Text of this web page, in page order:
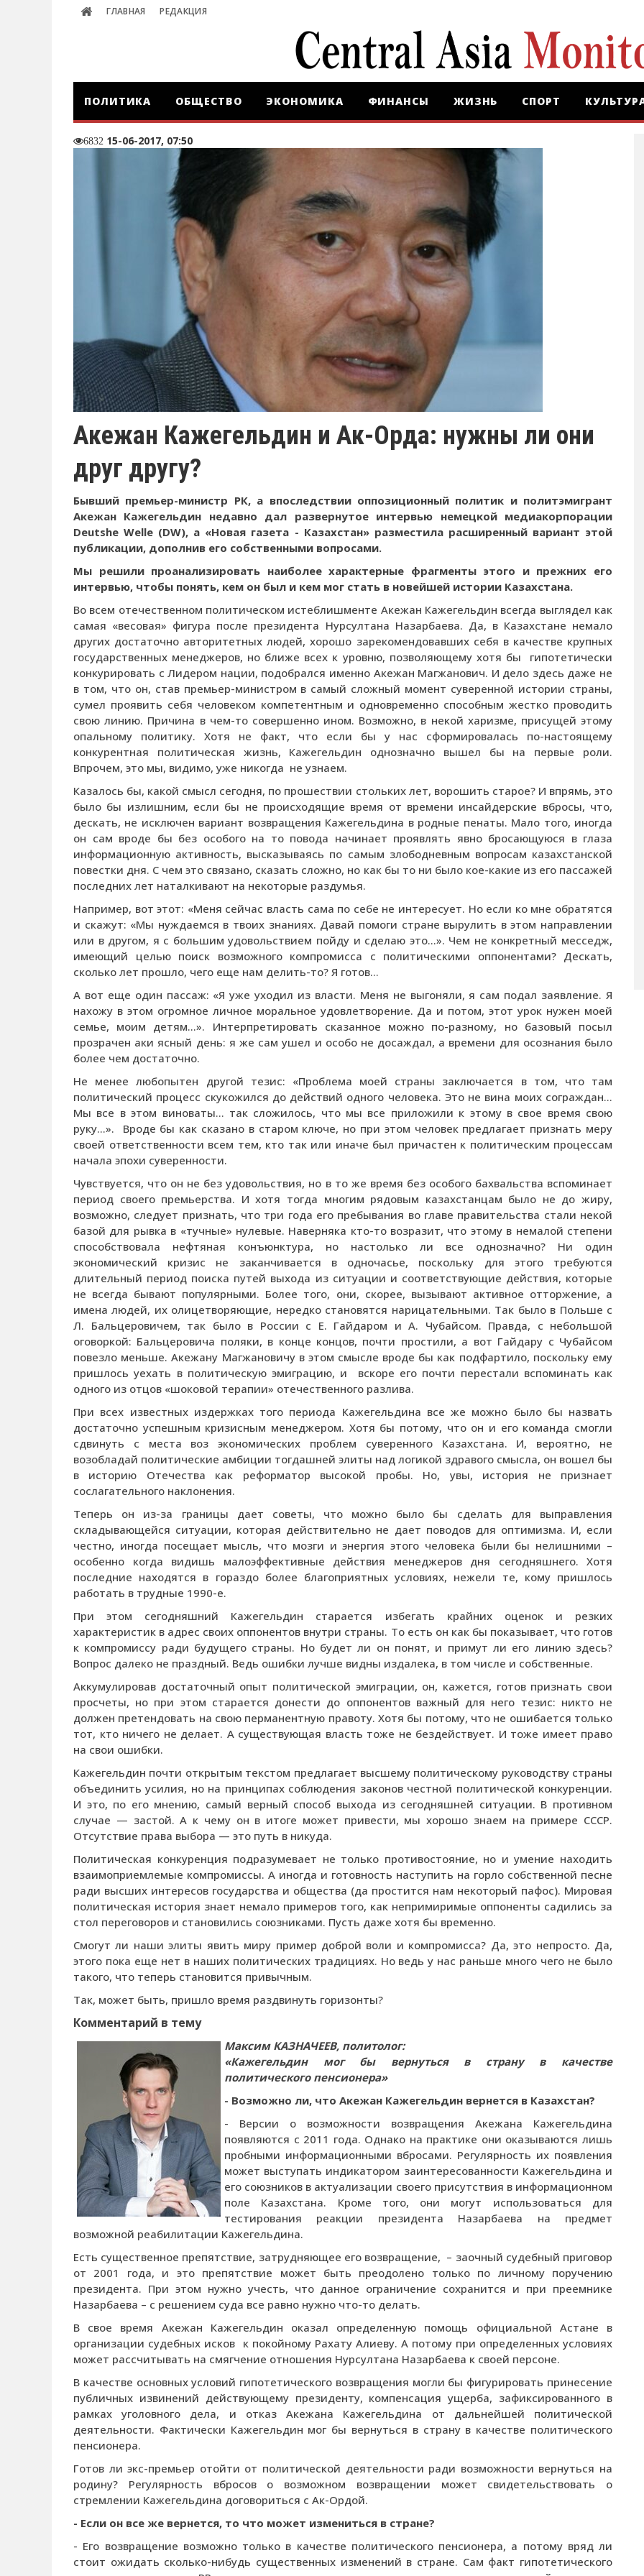
ГЛАВНАЯ РЕДАКЦИЯ
ПОЛИТИКА ОБЩЕСТВО ЭКОНОМИКА ФИНАНСЫ ЖИЗНЬ СПОРТ
6832 15-06-2017, 07:50
Акежан Кажегельдин и Ак-Орда: нужны ли они
друг другу?
Бывший премьер-министр РК, а впоследствии оппозиционный политик и политэмигрант
Акежан Кажегельдин недавно дал развернутое интервью немецкой медиакорпорации
Deutshe Welle (DW), а «Новая газета - Казахстан» разместила расширенный вариант этой
публикации, дополнив его собственными вопросами.
Мы решили проанализировать наиболее характерные фрагменты этого и прежних его
интервью, чтобы понять, кем он был и кем мог стать в новейшей истории Казахстана.
Во всем отечественном политическом истеблишменте Акежан Кажегельдин всегда выглядел как
самая «весовая» фигура после президента Нурсултана Назарбаева. Да, в Казахстане немало
других достаточно авторитетных людей, хорошо зарекомендовавших себя в качестве крупных
государственных менеджеров, но ближе всех к уровню, позволяющему хотя бы гипотетически
конкурировать с Лидером нации, подобрался именно Акежан Магжанович. И дело здесь даже не
в том, что он, став премьер-министром в самый сложный момент суверенной истории страны,
сумел проявить себя человеком компетентным и одновременно способным жестко проводить
свою линию. Причина в чем-то совершенно ином. Возможно, в некой харизме, присущей этому
опальному политику. Хотя не факт, что если бы у нас сформировалась по-настоящему
конкурентная политическая жизнь, Кажегельдин однозначно вышел бы на первые роли.
Впрочем, это мы, видимо, уже никогда не узнаем.
Казалось бы, какой смысл сегодня, по прошествии стольких лет, ворошить старое? И впрямь, это
было бы излишним, если бы не происходящие время от времени инсайдерские вбросы, что,
дескать, не исключен вариант возвращения Кажегельдина в родные пенаты. Мало того, иногда
он сам вроде бы без особого на то повода начинает проявлять явно бросающуюся в глаза
информационную активность, высказываясь по самым злободневным вопросам казахстанской
повестки дня. С чем это связано, сказать сложно, но как бы то ни было кое-какие из его пассажей
последних лет наталкивают на некоторые раздумья.
Например, вот этот: «Меня сейчас власть сама по себе не интересует. Но если ко мне обратятся
и скажут: «Мы нуждаемся в твоих знаниях. Давай помоги стране вырулить в этом направлении
или в другом, я с большим удовольствием пойду и сделаю это…». Чем не конкретный месседж,
имеющий целью поиск возможного компромисса с политическими оппонентами? Дескать,
сколько лет прошло, чего еще нам делить-то? Я готов…
А вот еще один пассаж: «Я уже уходил из власти. Меня не выгоняли, я сам подал заявление. Я
нахожу в этом огромное личное моральное удовлетворение. Да и потом, этот урок нужен моей
семье, моим детям…». Интерпретировать сказанное можно по-разному, но базовый посыл
прозрачен аки ясный день: я же сам ушел и особо не досаждал, а времени для осознания было
более чем достаточно.
Не менее любопытен другой тезис: «Проблема моей страны заключается в том, что там
политический процесс скукожился до действий одного человека. Это не вина моих сограждан…
Мы все в этом виноваты… так сложилось, что мы все приложили к этому в свое время свою
руку…». Вроде бы как сказано в старом ключе, но при этом человек предлагает признать меру
своей ответственности всем тем, кто так или иначе был причастен к политическим процессам
начала эпохи суверенности.
Чувствуется, что он не без удовольствия, но в то же время без особого бахвальства вспоминает
период своего премьерства. И хотя тогда многим рядовым казахстанцам было не до жиру,
возможно, следует признать, что три года его пребывания во главе правительства стали некой
базой для рывка в «тучные» нулевые. Наверняка кто-то возразит, что этому в немалой степени
способствовала нефтяная конъюнктура, но настолько ли все однозначно? Ни один
экономический кризис не заканчивается в одночасье, поскольку для этого требуются
длительный период поиска путей выхода из ситуации и соответствующие действия, которые
не всегда бывают популярными. Более того, они, скорее, вызывают активное отторжение, а
имена людей, их олицетворяющие, нередко становятся нарицательными. Так было в Польше с
Л. Бальцеровичем, так было в России с Е. Гайдаром и А. Чубайсом. Правда, с небольшой
оговоркой: Бальцеровича поляки, в конце концов, почти простили, а вот Гайдару с Чубайсом
повезло меньше. Акежану Магжановичу в этом смысле вроде бы как подфартило, поскольку ему
пришлось уехать в политическую эмиграцию, и вскоре его почти перестали вспоминать как
одного из отцов «шоковой терапии» отечественного разлива.
При всех известных издержках того периода Кажегельдина все же можно было бы назвать
достаточно успешным кризисным менеджером. Хотя бы потому, что он и его команда смогли
сдвинуть с места воз экономических проблем суверенного Казахстана. И, вероятно, не
возобладай политические амбиции тогдашней элиты над логикой здравого смысла, он вошел бы
в историю Отечества как реформатор высокой пробы. Но, увы, история не признает
сослагательного наклонения.
Теперь он из-за границы дает советы, что можно было бы сделать для выправления
складывающейся ситуации, которая действительно не дает поводов для оптимизма. И, если
честно, иногда посещает мысль, что мозги и энергия этого человека были бы нелишними –
особенно когда видишь малоэффективные действия менеджеров дня сегодняшнего. Хотя
последние находятся в гораздо более благоприятных условиях, нежели те, кому пришлось
работать в трудные 1990-е.
При этом сегодняшний Кажегельдин старается избегать крайних оценок и резких
характеристик в адрес своих оппонентов внутри страны. То есть он как бы показывает, что готов
к компромиссу ради будущего страны. Но будет ли он понят, и примут ли его линию здесь?
Вопрос далеко не праздный. Ведь ошибки лучше видны издалека, в том числе и собственные.
Аккумулировав достаточный опыт политической эмиграции, он, кажется, готов признать свои
просчеты, но при этом старается донести до оппонентов важный для него тезис: никто не
должен претендовать на свою перманентную правоту. Хотя бы потому, что не ошибается только
тот, кто ничего не делает. А существующая власть тоже не бездействует. И тоже имеет право
на свои ошибки.
Кажегельдин почти открытым текстом предлагает высшему политическому руководству страны
объединить усилия, но на принципах соблюдения законов честной политической конкуренции.
И это, по его мнению, самый верный способ выхода из сегодняшней ситуации. В противном
случае — застой. А к чему он в итоге может привести, мы хорошо знаем на примере СССР.
Отсутствие права выбора — это путь в никуда.
Политическая конкуренция подразумевает не только противостояние, но и умение находить
взаимоприемлемые компромиссы. А иногда и готовность наступить на горло собственной песне
ради высших интересов государства и общества (да простится нам некоторый пафос). Мировая
политическая история знает немало примеров того, как непримиримые оппоненты садились за
стол переговоров и становились союзниками. Пусть даже хотя бы временно.
Смогут ли наши элиты явить миру пример доброй воли и компромисса? Да, это непросто. Да,
этого пока еще нет в наших политических традициях. Но ведь у нас раньше много чего не было
такого, что теперь становится привычным.
Так, может быть, пришло время раздвинуть горизонты?
Комментарий в тему
Максим КАЗНАЧЕЕВ, политолог:
«Кажегельдин мог бы вернуться в страну в качестве
политического пенсионера»
- Возможно ли, что Акежан Кажегельдин вернется в Казахстан?
- Версии о возможности возвращения Акежана Кажегельдина
появляются с 2011 года. Однако на практике они оказываются лишь
пробными информационными вбросами. Регулярность их появления
может выступать индикатором заинтересованности Кажегельдина и
его союзников в актуализации своего присутствия в информационном
поле Казахстана. Кроме того, они могут использоваться для
тестирования реакции президента Назарбаева на предмет
возможной реабилитации Кажегельдина.
Есть существенное препятствие, затрудняющее его возвращение, – заочный судебный приговор
от 2001 года, и это препятствие может быть преодолено только по личному поручению
президента. При этом нужно учесть, что данное ограничение сохранится и при преемнике
Назарбаева – с решением суда все равно нужно что-то делать.
В свое время Акежан Кажегельдин оказал определенную помощь официальной Астане в
организации судебных исков к покойному Рахату Алиеву. А потому при определенных условиях
может рассчитывать на смягчение отношения Нурсултана Назарбаева к своей персоне.
В качестве основных условий гипотетического возвращения могли бы фигурировать принесение
публичных извинений действующему президенту, компенсация ущерба, зафиксированного в
рамках уголовного дела, и отказ Акежана Кажегельдина от дальнейшей политической
деятельности. Фактически Кажегельдин мог бы вернуться в страну в качестве политического
пенсионера.
Готов ли экс-премьер отойти от политической деятельности ради возможности вернуться на
родину? Регулярность вбросов о возможном возвращении может свидетельствовать о
стремлении Кажегельдина договориться с Ак-Ордой.
- Если он все же вернется, то что может измениться в стране?
- Его возвращение возможно только в качестве политического пенсионера, а потому вряд ли
стоит ожидать сколько-нибудь существенных изменений в стране. Сам факт гипотетического